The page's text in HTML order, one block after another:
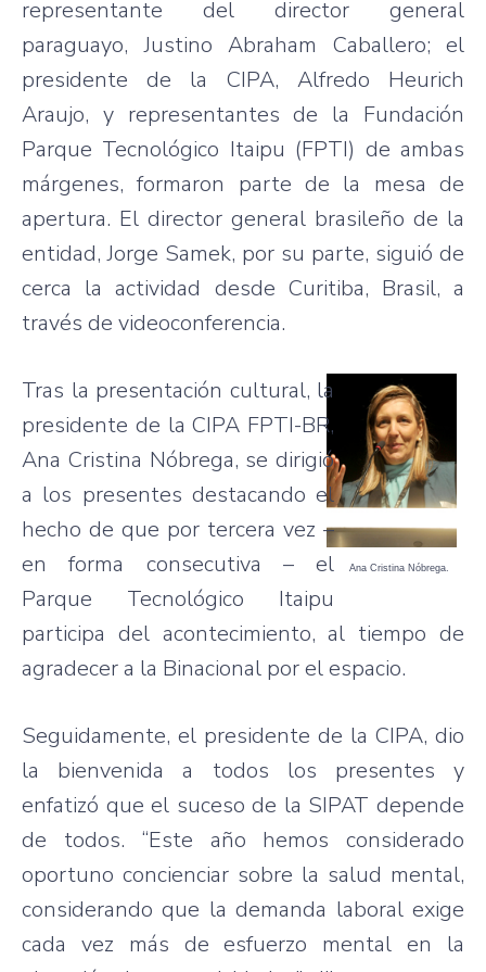
representante del director general
paraguayo, Justino Abraham Caballero; el
presidente de la CIPA, Alfredo Heurich
Araujo, y representantes de la Fundación
Parque Tecnológico Itaipu (FPTI) de ambas
márgenes, formaron parte de la mesa de
apertura. El director general brasileño de la
entidad, Jorge Samek, por su parte, siguió de
cerca la actividad desde Curitiba, Brasil, a
través de videoconferencia.
Ana Cristina Nóbrega.
Tras la presentación cultural, la
presidente de la CIPA FPTI-BR,
Ana Cristina Nóbrega, se dirigió
a los presentes destacando el
hecho de que por tercera vez –
en forma consecutiva – el
Parque Tecnológico Itaipu
participa del acontecimiento, al tiempo de
agradecer a la Binacional por el espacio.
Seguidamente, el presidente de la CIPA, dio
la bienvenida a todos los presentes y
enfatizó que el suceso de la SIPAT depende
de todos. “Este año hemos considerado
oportuno concienciar sobre la salud mental,
considerando que la demanda laboral exige
cada vez más de esfuerzo mental en la